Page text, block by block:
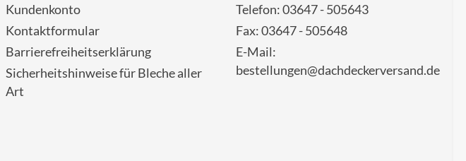
Kundenkonto
Kontaktformular
Barrierefreiheitserklärung
Sicherheitshinweise für Bleche aller
Art
Telefon: 03647 - 505643
Fax: 03647 - 505648
E-Mail:
bestellungen@dachdeckerversand.de